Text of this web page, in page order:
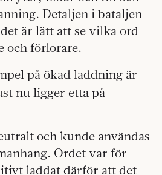
Detaljen i bataljen
är lätt att se vilka ord
och förlorare.
på ökad laddning är
nu ligger etta på
och kunde användas
Ordet var för
laddat därför att det